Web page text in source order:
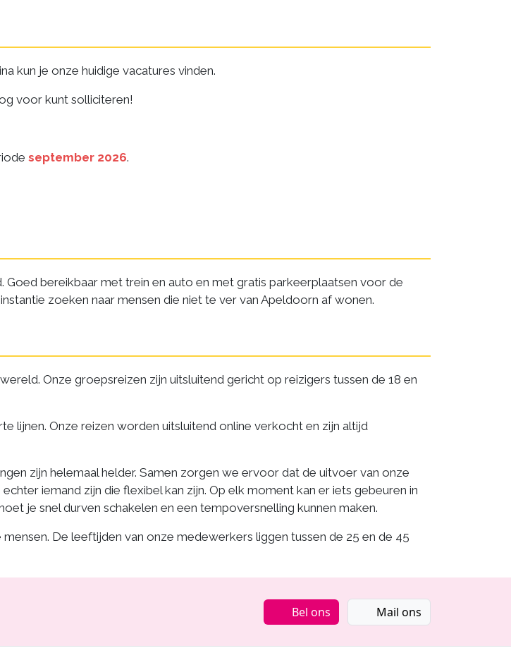
kun je onze huidige vacatures vinden.
voor kunt solliciteren!
september 2026.
bereikbaar met trein en auto en met gratis parkeerplaatsen voor de
zoeken naar mensen die niet te ver van Apeldoorn af wonen.
Onze groepsreizen zijn uitsluitend gericht op reizigers tussen de 18 en
lijnen. Onze reizen worden uitsluitend online verkocht en zijn altijd
zijn helemaal helder. Samen zorgen we ervoor dat de uitvoer van onze
echter iemand zijn die flexibel kan zijn. Op elk moment kan er iets gebeuren in
je snel durven schakelen en een tempoversnelling kunnen maken.
De leeftijden van onze medewerkers liggen tussen de 25 en de 45
Bel ons Mail ons